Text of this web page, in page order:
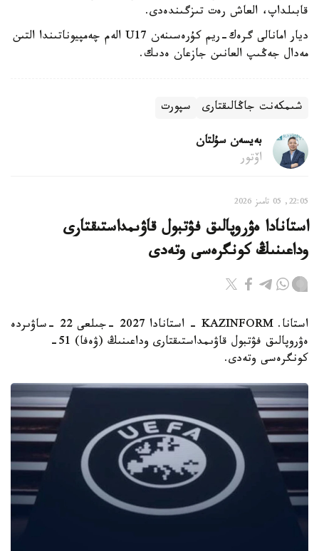
قابىلداپ، العاش رەت تىزگىندەدى.
ديار امانالى گرەك-ريم كۇرەسىنەن U17 الەم چەمپيوناتىندا التىن
مەدال جەڭىپ العانىن جازعان ەدىك.
شىمكەنت جاڭالىقتارى سپورت
بەيسەن سۇلتان
اۆتور
22:05, 05 تامىز 2026
استانادا ەۋروپالىق فۋتبول قاۋىمداستىقتارى
وداعىنىڭ كونگرەسى وتەدى
استانا. KAZINFORM - استانادا 2027 -جىلعى 22 -ساۋىردە
ەۋروپالىق فۋتبول قاۋىمداستىقتارى وداعىنىڭ (ۋەفا) 51-
كونگرەسى وتەدى.